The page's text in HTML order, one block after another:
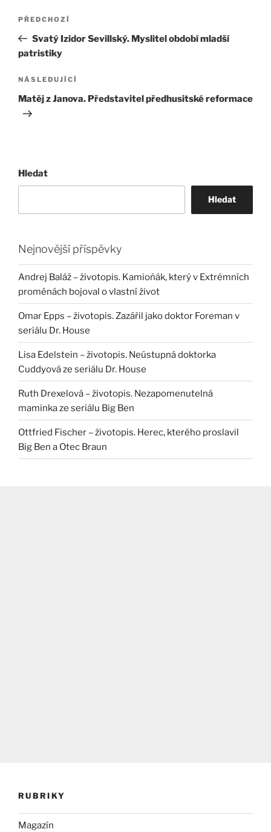
Navigace
příspěvek
Předchozí
příspěvek
PŘEDCHOZÍ
Svatý Izidor Sevillský. Myslitel období mladší
patristiky
Následující
příspěvek
NÁSLEDUJÍCÍ
Matěj z Janova. Představitel předhusitské reformace
Hledat
Hledat
Nejnovější příspěvky
Andrej Baláž – životopis. Kamioňák, který v Extrémních
proměnách bojoval o vlastní život
Omar Epps – životopis. Zazářil jako doktor Foreman v
seriálu Dr. House
Lisa Edelstein – životopis. Neústupná doktorka
Cuddyová ze seriálu Dr. House
Ruth Drexelová – životopis. Nezapomenutelná
maminka ze seriálu Big Ben
Ottfried Fischer – životopis. Herec, kterého proslavil
Big Ben a Otec Braun
RUBRIKY
Magazín